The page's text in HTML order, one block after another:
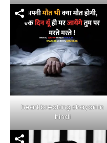
heart breaking shayari in
hindi